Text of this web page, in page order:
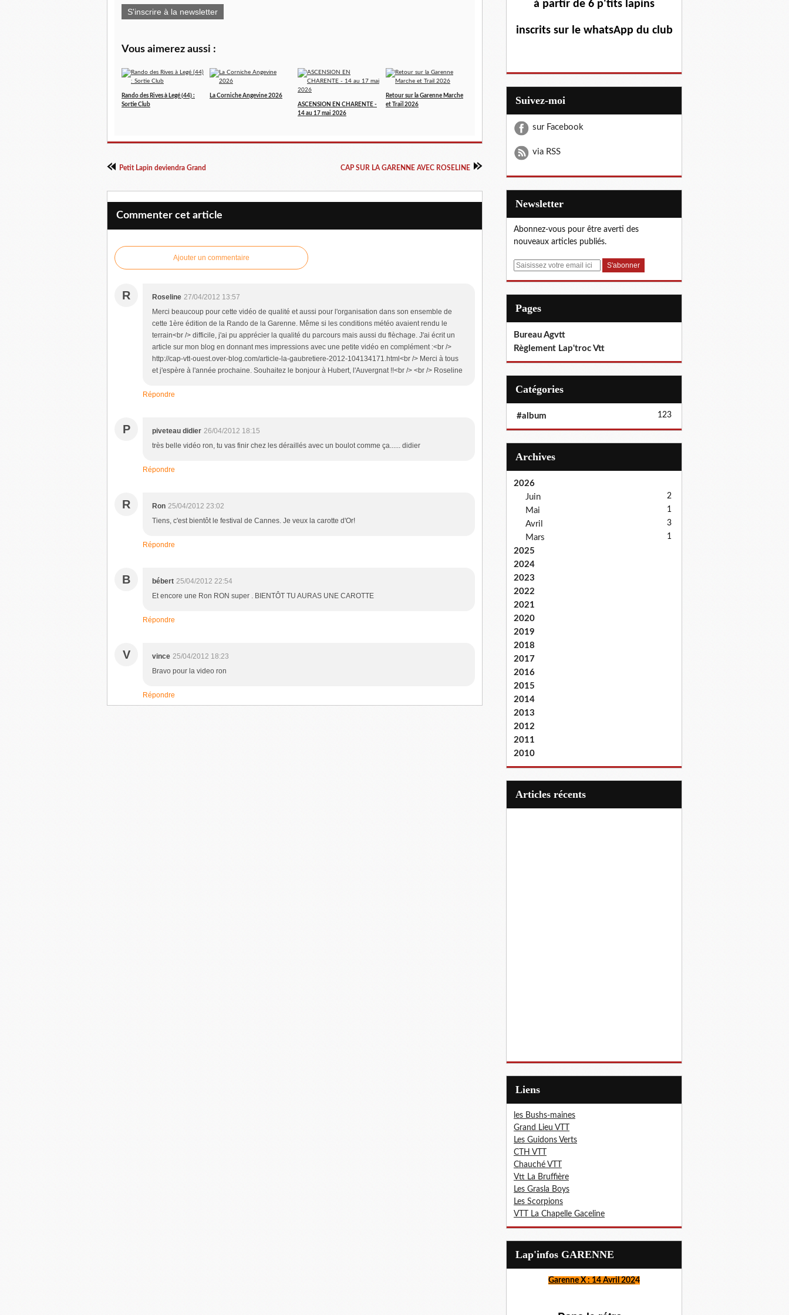
S'inscrire à la newsletter
Vous aimerez aussi :
Rando des Rives à Legé (44) :
Sortie Club
La Corniche Angevine 2026
ASCENSION EN CHARENTE -
14 au 17 mai 2026
Retour sur la Garenne Marche
et Trail 2026
Petit Lapin deviendra Grand CAP SUR LA GARENNE AVEC ROSELINE
Commenter cet article
Ajouter un commentaire
R Roseline 27/04/2012 13:57
Merci beaucoup pour cette vidéo de qualité et aussi pour l'organisation dans son ensemble de
cette 1ère édition de la Rando de la Garenne. Même si les conditions météo avaient rendu le
terrain<br /> difficile, j'ai pu apprécier la qualité du parcours mais aussi du flèchage. J'ai écrit un
article sur mon blog en donnant mes impressions avec une petite vidéo en complément :<br />
http://cap-vtt-ouest.over-blog.com/article-la-gaubretiere-2012-104134171.html<br /> Merci à tous
et j'espère à l'année prochaine. Souhaitez le bonjour à Hubert, l'Auvergnat !!<br /> <br /> Roseline
Répondre
P piveteau didier 26/04/2012 18:15
très belle vidéo ron, tu vas finir chez les déraillés avec un boulot comme ça...... didier
Répondre
R Ron 25/04/2012 23:02
Tiens, c'est bientôt le festival de Cannes. Je veux la carotte d'Or!
Répondre
B bébert 25/04/2012 22:54
Et encore une Ron RON super . BIENTÔT TU AURAS UNE CAROTTE
Répondre
V vince 25/04/2012 18:23
Bravo pour la video ron
Répondre
à partir de 6 p'tits lapins
inscrits sur le whatsApp du club
Suivez-moi
sur Facebook
via RSS
Newsletter
Abonnez-vous pour être averti des
nouveaux articles publiés.
E
Pages
Bureau Agvtt
Règlement Lap'troc Vtt
Catégories
#album 123
Archives
2026
Juin
2
Mai 1
Avril 3
Mars 1
2025
2024
2023
2022
2021
2020
2019
2018
2017
2016
2015
2014
2013
2012
2011
2010
articles récents
Liens
les Bushs-maines
Grand Lieu VTT
Les Guidons Verts
CTH VTT
Chauché VTT
Vtt La Bruffière
Les Grasla Boys
Les Scorpions
VTT La Chapelle Gaceline
Lap'infos GARENNE
Garenne X : 14 Avril 2024